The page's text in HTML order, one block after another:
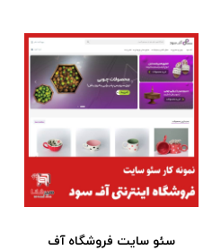
سئو سایت فروشگاه آف